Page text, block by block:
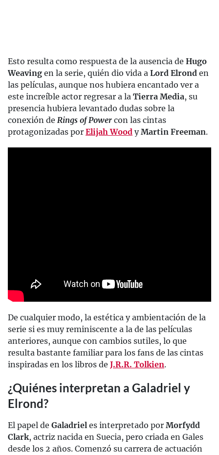
Esto resulta como respuesta de la ausencia de Hugo
Weaving en la serie, quién dio vida a Lord Elrond en
las películas, aunque nos hubiera encantado ver a
este increíble actor regresar a la Tierra Media, su
presencia hubiera levantado dudas sobre la
conexión de Rings of Power con las cintas
protagonizadas por Elijah Wood yMartin Freeman.
De cualquier modo, la estética y ambientación de la
serie si es muy reminiscente a la de las películas
anteriores, aunque con cambios sutiles, lo que
resulta bastante familiar para los fans de las cintas
inspiradas en los libros de J.R.R. Tolkien.
¿Quiénes interpretan a Galadriel y
Elrond?
El papel de Galadriel es interpretado por Morfydd
Clark, actriz nacida en Suecia, pero criada en Gales
desde los 2 años. Comenzó su carrera de actuación